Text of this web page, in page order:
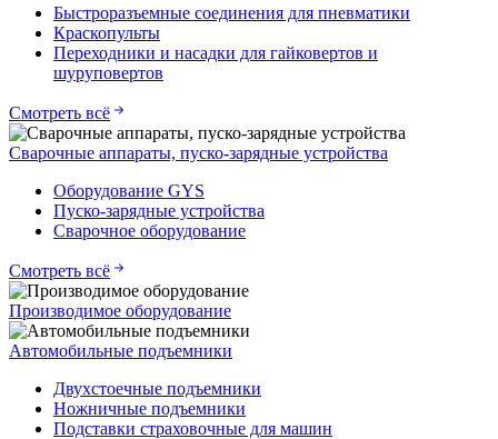
Быстроразъемные соединения для пневматики
Краскопульты
Переходники и насадки для гайковертов и
шуруповертов
Смотреть всё
Сварочные аппараты, пуско-зарядные устройства
Оборудование GYS
Пуско-зарядные устройства
Сварочное оборудование
Смотреть всё
Производимое оборудование
Автомобильные подъемники
Двухстоечные подъемники
Ножничные подъемники
Подставки страховочные для машин